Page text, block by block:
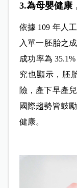
3.為母嬰健康
依據 109 年人
入單一胚胎之
成功率為
究也顯示，胚
險，產下早產
國際趨勢皆鼓
健康。